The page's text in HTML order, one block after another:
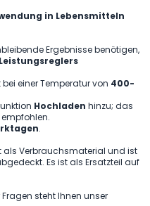
in Lebensmitteln
Ergebnisse benötigen,
Leistungsreglers
einer Temperatur von 400-
Hochladen hinzu; das
empfohlen.
.
als Verbrauchsmaterial und ist
Es ist als Ersatzteil auf
steht Ihnen unser